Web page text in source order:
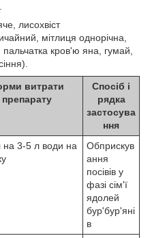
лисохвіст
мітлиця однорічна,
кров'ю яна, гумай,
витрати
препарату
Спосіб і
рядка
застосува
ння
на 3-5 л води на
Обприскув
ання
посівів у
фазі сім'ї
ядолей
бур'бур'яні
в